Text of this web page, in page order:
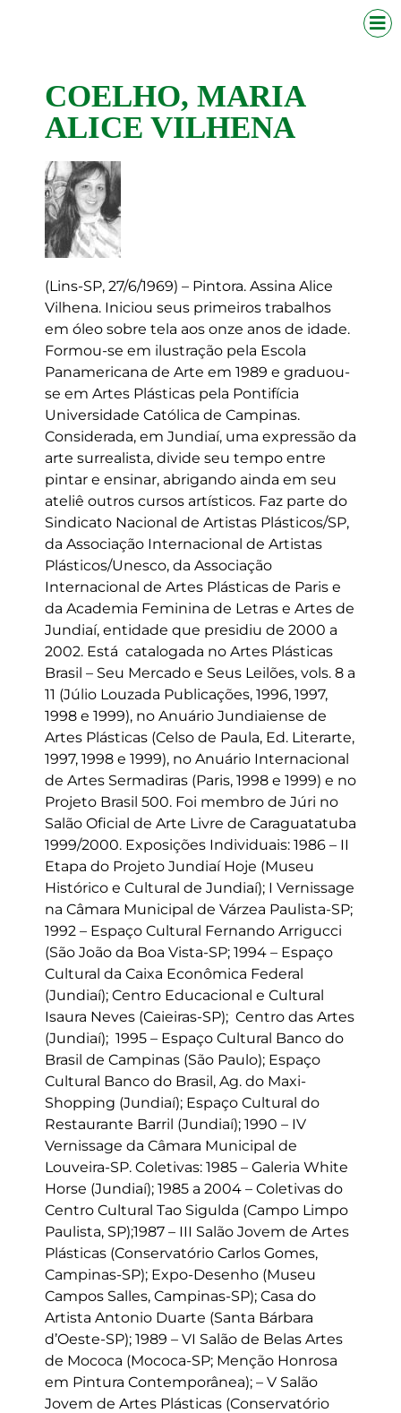
COELHO, MARIA
ALICE VILHENA
(Lins-SP, 27/6/1969) – Pintora. Assina Alice
Vilhena. Iniciou seus primeiros trabalhos
em óleo sobre tela aos onze anos de idade.
Formou-se em ilustração pela Escola
Panamericana de Arte em 1989 e graduou-
se em Artes Plásticas pela Pontifícia
Universidade Católica de Campinas.
Considerada, em Jundiaí, uma expressão da
arte surrealista, divide seu tempo entre
pintar e ensinar, abrigando ainda em seu
ateliê outros cursos artísticos. Faz parte do
Sindicato Nacional de Artistas Plásticos/SP,
da Associação Internacional de Artistas
Plásticos/Unesco, da Associação
Internacional de Artes Plásticas de Paris e
da Academia Feminina de Letras e Artes de
Jundiaí, entidade que presidiu de 2000 a
2002. Está catalogada no Artes Plásticas
Brasil – Seu Mercado e Seus Leilões, vols. 8 a
11 (Júlio Louzada Publicações, 1996, 1997,
1998 e 1999), no Anuário Jundiaiense de
Artes Plásticas (Celso de Paula, Ed. Literarte,
1997, 1998 e 1999), no Anuário Internacional
de Artes Sermadiras (Paris, 1998 e 1999) e no
Projeto Brasil 500. Foi membro de Júri no
Salão Oficial de Arte Livre de Caraguatatuba
1999/2000. Exposições Individuais: 1986 – II
Etapa do Projeto Jundiaí Hoje (Museu
Histórico e Cultural de Jundiaí); I Vernissage
na Câmara Municipal de Várzea Paulista-SP;
1992 – Espaço Cultural Fernando Arrigucci
(São João da Boa Vista-SP; 1994 – Espaço
Cultural da Caixa Econômica Federal
(Jundiaí); Centro Educacional e Cultural
Isaura Neves (Caieiras-SP); Centro das Artes
(Jundiaí); 1995 – Espaço Cultural Banco do
Brasil de Campinas (São Paulo); Espaço
Cultural Banco do Brasil, Ag. do Maxi-
Shopping (Jundiaí); Espaço Cultural do
Restaurante Barril (Jundiaí); 1990 – IV
Vernissage da Câmara Municipal de
Louveira-SP. Coletivas: 1985 – Galeria White
Horse (Jundiaí); 1985 a 2004 – Coletivas do
Centro Cultural Tao Sigulda (Campo Limpo
Paulista, SP);1987 – III Salão Jovem de Artes
Plásticas (Conservatório Carlos Gomes,
Campinas-SP); Expo-Desenho (Museu
Campos Salles, Campinas-SP); Casa do
Artista Antonio Duarte (Santa Bárbara
d’Oeste-SP); 1989 – VI Salão de Belas Artes
de Mococa (Mococa-SP; Menção Honrosa
em Pintura Contemporânea); – V Salão
Jovem de Artes Plásticas (Conservatório